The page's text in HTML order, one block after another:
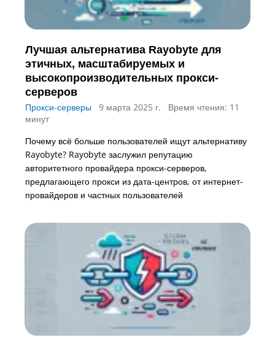
Лучшая альтернатива Rayobyte для
этичных, масштабируемых и
высокопроизводительных прокси-
серверов
Прокси-серверы 9 марта 2025 г.
Время чтения: 11
минут
Почему всё больше пользователей ищут альтернативу
Rayobyte? Rayobyte заслужил репутацию
авторитетного провайдера прокси-серверов,
предлагающего прокси из дата-центров, от интернет-
провайдеров и частных пользователей